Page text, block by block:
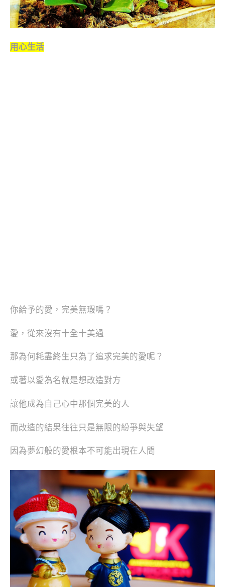
用心生活
你給予的愛，完美無瑕嗎？
愛，從來沒有十全十美過
那為何耗盡終生只為了追求完美的愛呢？
或著以愛為名就是想改造對方
讓他成為自己心中那個完美的人
而改造的結果往往只是無限的紛爭與失望
因為夢幻般的愛根本不可能出現在人間